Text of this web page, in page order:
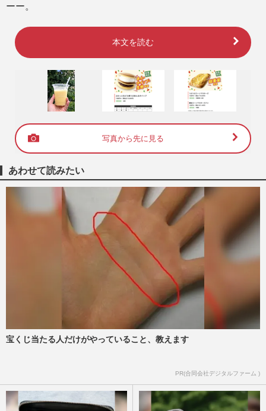
ーー。
本文を読む
写真から先に見る
あわせて読みたい
宝くじ当たる人だけがやっていること、教えます
PR(合同会社デジタルファーム )